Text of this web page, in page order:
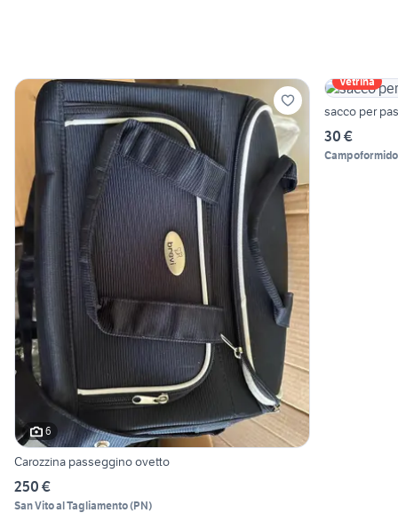
6
Carozzina passeggino ovetto
250 €
San Vito al Tagliamento(PN)
Vetrina
sacco per
30 €
Campoformido